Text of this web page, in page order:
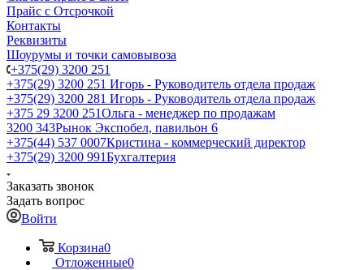
Прайс с Отсрочкой
Контакты
Реквизиты
Шоурумы и точки самовывоза
+375(29) 3200 251
+375(29) 3200 251 Игорь - Руководитель отдела продаж
+375(29) 3200 281 Игорь - Руководитель отдела продаж
+З75 29 3200 251Ольга - менеджер по продажам
3200 343Рынок Экспобел, павильон 6
+375(44) 537 0007Кристина - коммерческий директор
+375(29) 3200 991Бухгалтерия
Заказать звонок
Задать вопрос
Войти
Корзина0
Отложенные0